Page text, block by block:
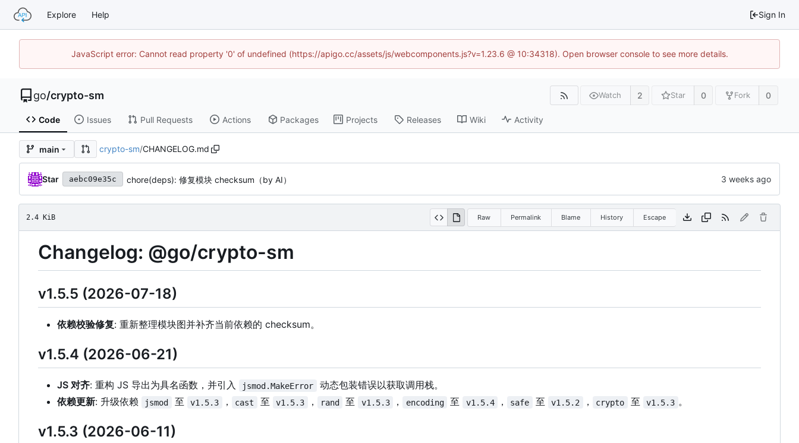
Explore Help Sign In
JavaScript error: Cannot read property '0' of undefined (https://apigo.cc/assets/js/webcomponents.js?v=1.23.6 @ 10:34318). Open browser console to see more details.
go/crypto-sm Watch 2 Star 0 Fork 0
Code Issues Pull Requests Actions Packages Projects Releases Wiki Activity
main crypto-sm/CHANGELOG.md
Star aebc09e35c chore(deps): 修复模块 checksum（by AI）
2.4 KiB Raw Permalink Blame History Escape
Changelog: @go/crypto-sm
v1.5.5 (2026-07-18)
依赖校验修复: 重新整理模块图并补齐当前依赖的 checksum。
v1.5.4 (2026-06-21)
JS 对齐: 重构 JS 导出为具名函数，并引入 jsmod.MakeError
动态包装错误以获取调用栈。
依赖更新: 升级依赖 jsmod 至 v1.5.3 ， cast 至 v1.5.3 ， rand 至 v1.5.3 ， encoding 至 v1.5.4 ， safe 至 v1.5.2 ， crypto 至 v1.5.3 。
v1.5.3 (2026-06-11)